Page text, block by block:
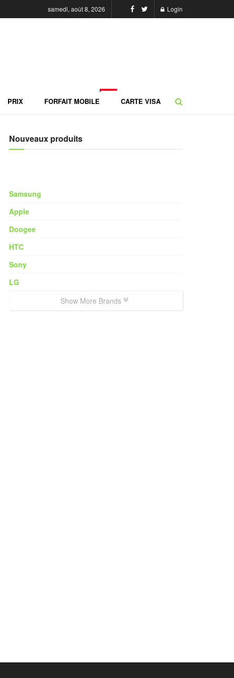
samedi, août 8, 2026 Login
PRIX FORFAIT MOBILE CARTE VISA
Nouveaux produits
Samsung
Apple
Doogee
HTC
Sony
LG
Show More Brands